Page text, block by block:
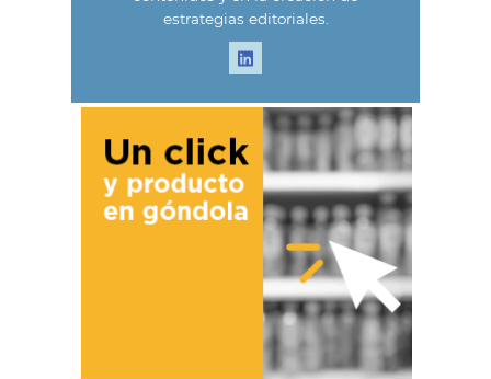
estrategias editoriales.